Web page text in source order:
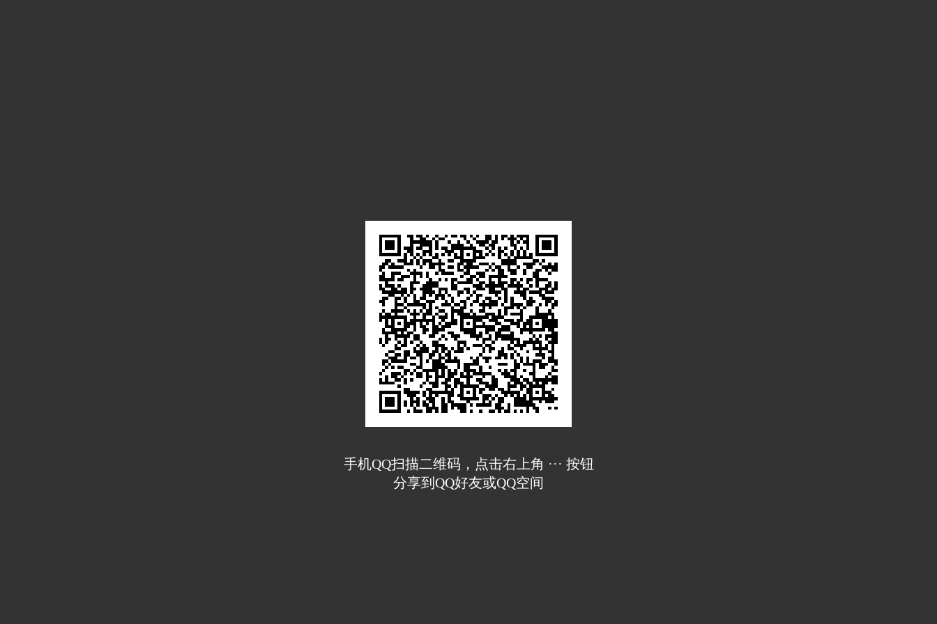
手机QQ扫描二维码，点击右上角 ··· 按钮
分享到QQ好友或QQ空间